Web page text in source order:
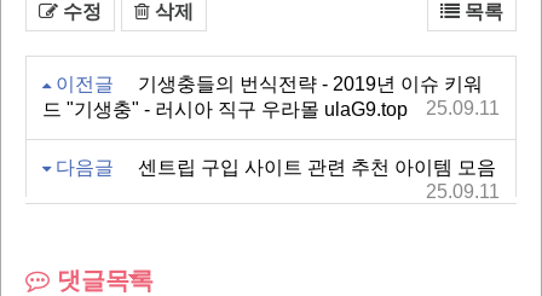
수정 삭제 목록
이전글
기생충들의 번식전략 - 2019년 이슈 키워
드 "기생충" - 러시아 직구 우라몰 ulaG9.top
25.09.11
다음글
센트립 구입 사이트 관련 추천 아이템 모음
25.09.11
댓글목록